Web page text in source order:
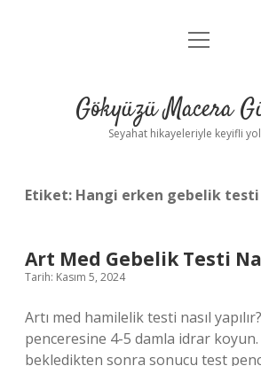
Anasayfa
Yasal Uyarı
menüyü
Gökyüzü Macera
Seyahat hikayeleriyle keyifli
Etiket: Hangi erken gebelik
Art Med Gebelik Testi
Tarih: Kasım 5, 2024
Artı med hamilelik testi nasıl
penceresine 4-5 damla idrar
bekledikten sonra sonucu test